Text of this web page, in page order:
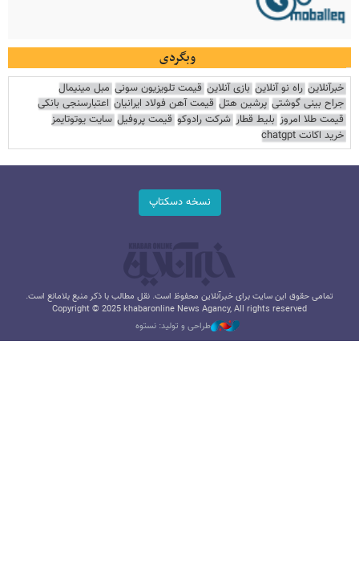
وبگردی
خبرآنلاین راه نو آنلاین بازی آنلاین قیمت تلویزیون سونی مبل مینیمال
جراح بینی گوشتی پرشین هتل قیمت آهن فولاد ایرانیان اعتبارسنجی بانکی
قیمت طلا امروز بلیط قطار شرکت رادوکو قیمت پروفیل سایت یوتوتایمز
خرید اکانت chatgpt
نسخه دسکتاپ
تمامی حقوق این سایت برای خبرآنلاین محفوظ است. نقل مطالب با ذکر منبع بلامانع است.
Copyright © 2025 khabaronline News Agancy, All rights reserved
طراحی و تولید: نستوه